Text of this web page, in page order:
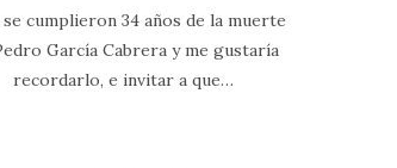
cumplieron 34 años de la muerte
García Cabrera y me gustaría
recordarlo, e invitar a que…